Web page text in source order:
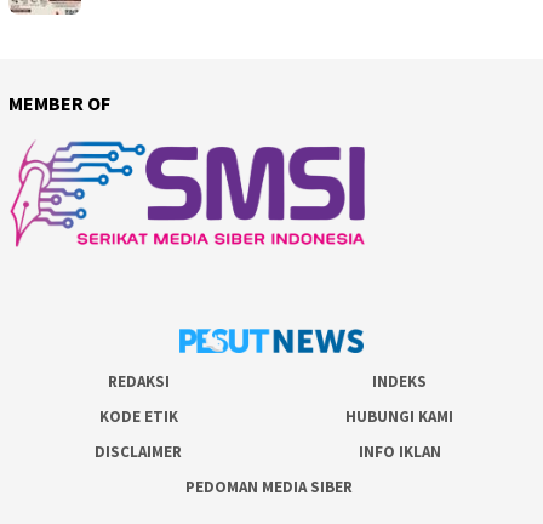
MEMBER OF
REDAKSI
INDEKS
KODE ETIK
HUBUNGI KAMI
DISCLAIMER
INFO IKLAN
PEDOMAN MEDIA SIBER